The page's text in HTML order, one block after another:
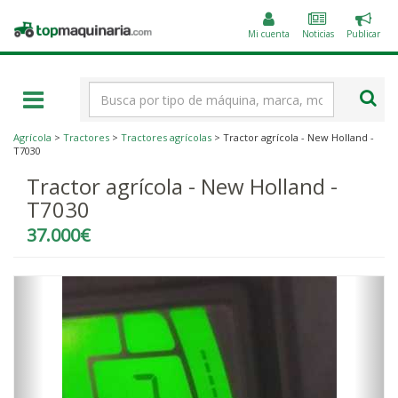
Topmaquinaria.com Mi cuenta Noticias
un
Publicar
Agrícola > Tractores > Tractores agrícolas > Tractor agrícola - New Holland -
T7030
Tractor agrícola - New Holland -
T7030
37.000€